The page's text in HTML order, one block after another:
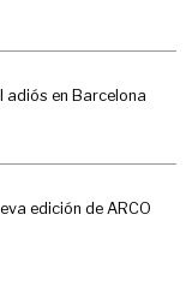
adiós en Barcelona
edición de ARCO